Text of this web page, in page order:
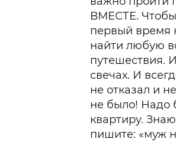
ВМЕСТЕ.
первый время
найти любую
путешествия.
свечах. И
не отказал и
не было! Надо
квартиру.
пишите: «муж